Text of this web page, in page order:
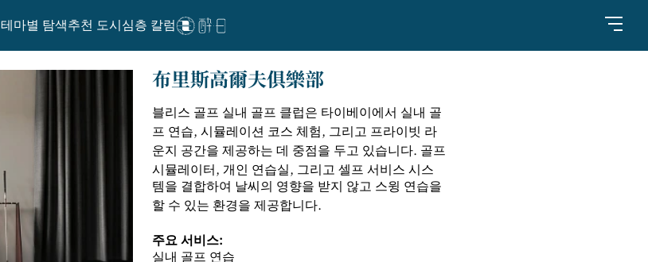
테마별 탐색추천 도시심층 칼럼
布里斯高爾夫俱樂部
블리스 골프 실내 골프 클럽은 타이베이에서 실내 골
프 연습, 시뮬레이션 코스 체험, 그리고 프라이빗 라
운지 공간을 제공하는 데 중점을 두고 있습니다. 골프
시뮬레이터, 개인 연습실, 그리고 셀프 서비스 시스
템을 결합하여 날씨의 영향을 받지 않고 스윙 연습을
할 수 있는 환경을 제공합니다.
주요 서비스:
실내 골프 연습